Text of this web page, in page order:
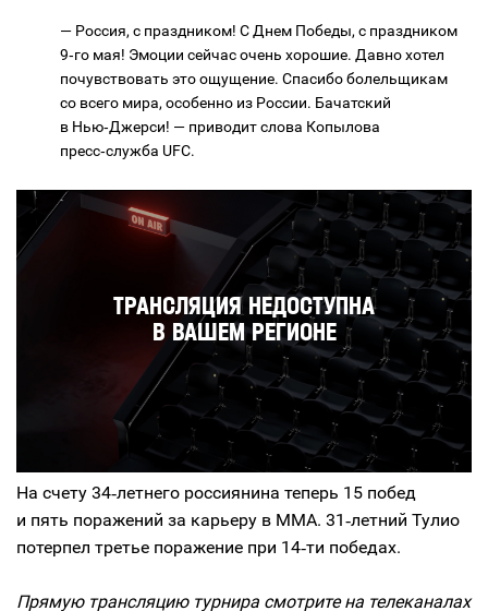
— Россия, с праздником! С Днем Победы, с праздником
9‑го мая! Эмоции сейчас очень хорошие. Давно хотел
почувствовать это ощущение. Спасибо болельщикам
со всего мира, особенно из России. Бачатский
в Нью‑Джерси! — приводит слова Копылова
пресс‑служба UFC.
На счету 34‑летнего россиянина теперь 15 побед
и пять поражений за карьеру в MMA. 31‑летний Тулио
потерпел третье поражение при 14‑ти победах.
Прямую трансляцию турнира смотрите на телеканалах